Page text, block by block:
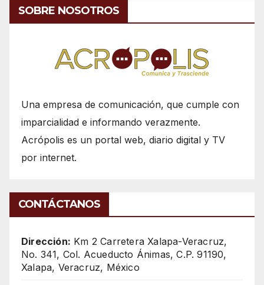
SOBRE NOSOTROS
Una empresa de comunicación, que cumple con
imparcialidad e informando verazmente.
Acrópolis es un portal web, diario digital y TV
por internet.
CONTÁCTANOS
Dirección: Km 2 Carretera Xalapa-Veracruz,
No. 341, Col. Acueducto Ánimas, C.P. 91190,
Xalapa, Veracruz, México